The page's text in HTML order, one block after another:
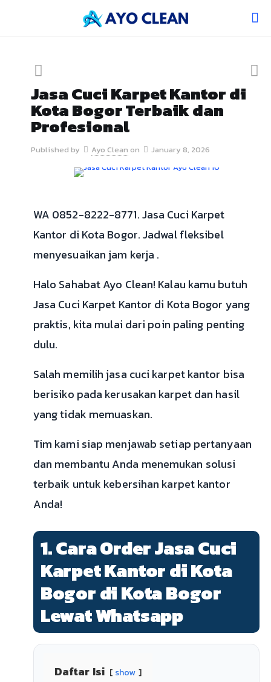
Jasa Cuci Karpet Kantor di
Kota Bogor Terbaik dan
Profesional
Published by Ayo Clean on January 8, 2026
WA 0852-8222-8771. Jasa Cuci Karpet
Kantor di Kota Bogor. Jadwal fleksibel
menyesuaikan jam kerja .
Halo Sahabat Ayo Clean! Kalau kamu butuh
Jasa Cuci Karpet Kantor di Kota Bogor yang
praktis, kita mulai dari poin paling penting
dulu.
Salah memilih jasa cuci karpet kantor bisa
berisiko pada kerusakan karpet dan hasil
yang tidak memuaskan.
Tim kami siap menjawab setiap pertanyaan
dan membantu Anda menemukan solusi
terbaik untuk kebersihan karpet kantor
Anda!
1. Cara Order Jasa Cuci
Karpet Kantor di Kota
Bogor di Kota Bogor
Lewat Whatsapp
Daftar Isi show